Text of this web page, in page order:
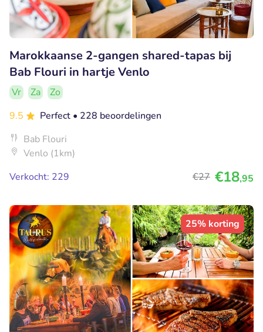
Marokkaanse 2-gangen shared-tapas bij
Bab Flouri in hartje Venlo
Vr Za
Zo
9.5
Perfect • 228 beoordelingen
Bab Flouri
Venlo (1km)
Verkocht: 229
€27 €18,95
25% korting